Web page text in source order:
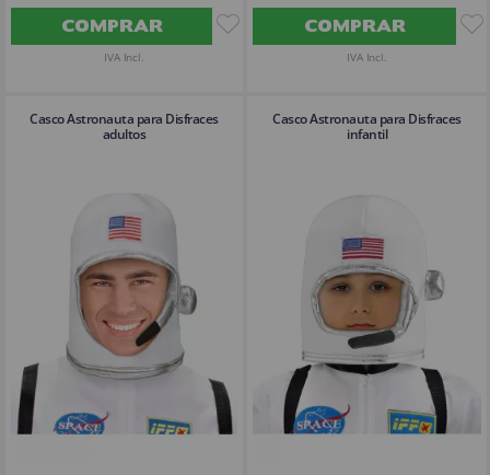
COMPRAR
IVA Incl.
COMPRAR
IVA Incl.
Casco Astronauta para Disfraces
adultos
Casco Astronauta para Disfraces
infantil